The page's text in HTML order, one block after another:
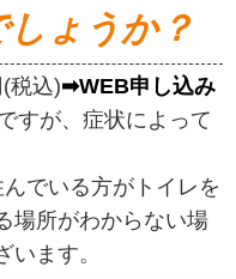
ょうか？
税込)➡WEB申し込み
すが、症状によって
でいる方がトイレを
場所がわからない場
ます。